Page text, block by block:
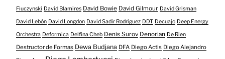
Fiuczynski David Blamires David Bowie David Gilmour David Grisman
David Lebón David Longdon David Sadir Rodriguez DDT Decuajo Deep Energy
Orchestra Deformica Delfina Cheb Denis Surov Denorian De Rien
Destructor de Formas Dewa Budjana DFA Diego Actis Diego Alejandro